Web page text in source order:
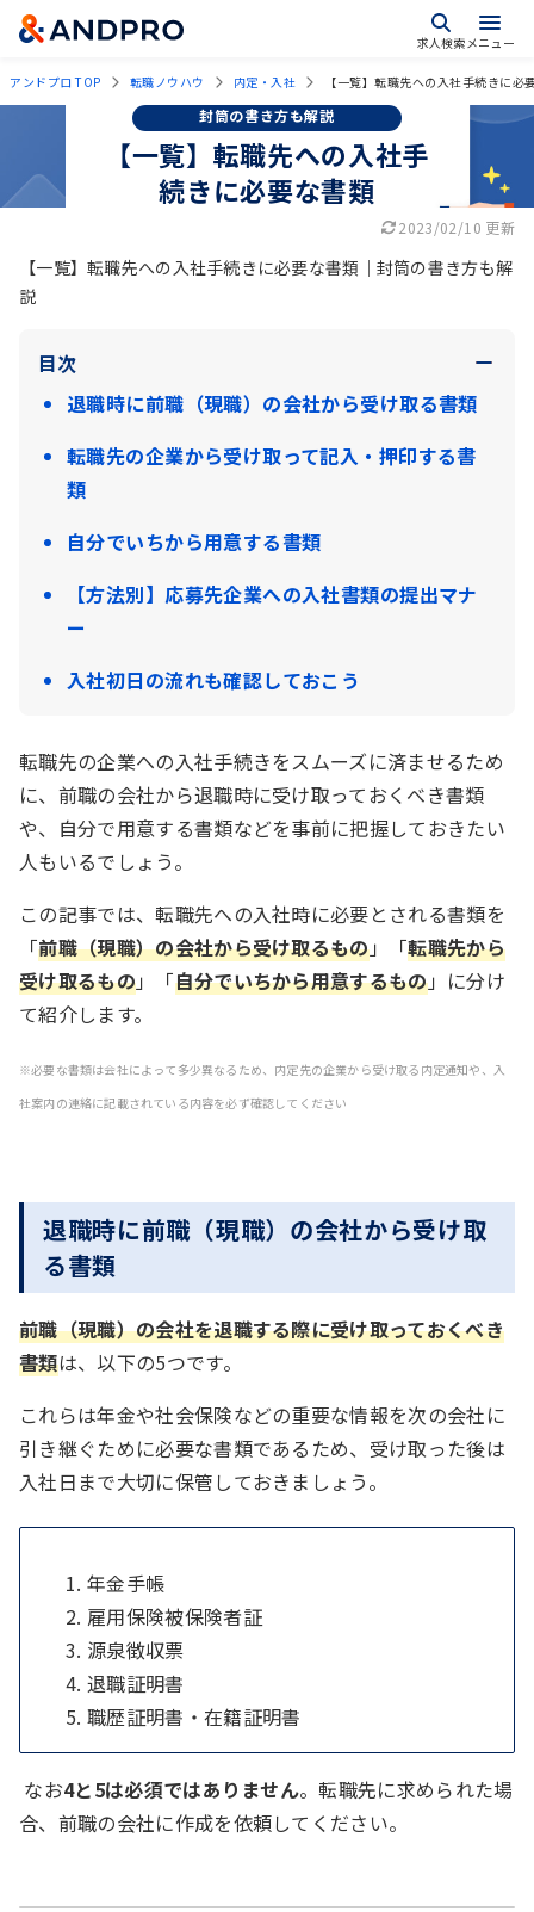
求人検索メニュー
アンドプロ TOP 転職ノウハウ 内定・入社 【一覧】転職先への入社手続きに
封筒の書き方も解説
【一覧】転職先への入社手
続きに必要な書類
2023/02/10 更新
【一覧】転職先への入社手続きに必要な書類｜封筒の書き方も解
説
目次
退職時に前職（現職）の会社から受け取る書類
転職先の企業から受け取って記入・押印する書
類
自分でいちから用意する書類
【方法別】応募先企業への入社書類の提出マナ
ー
入社初日の流れも確認しておこう
転職先の企業への入社手続きをスムーズに済ませるため
に、前職の会社から退職時に受け取っておくべき書類
や、自分で用意する書類などを事前に把握しておきたい
人もいるでしょう。
この記事では、転職先への入社時に必要とされる書類を
「前職（現職）の会社から受け取るもの」「転職先から
受け取るもの」「自分でいちから用意するもの」に分け
て紹介します。
※必要な書類は会社によって多少異なるため、内定先の企業から受け取る内定通知や、入
社案内の連絡に記載されている内容を必ず確認してください
退職時に前職（現職）の会社から受け取
る書類
前職（現職）の会社を退職する際に受け取っておくべき
書類は、以下の5つです。
これらは年金や社会保険などの重要な情報を次の会社に
引き継ぐために必要な書類であるため、受け取った後は
入社日まで大切に保管しておきましょう。
年金手帳
雇用保険被保険者証
源泉徴収票
退職証明書
職歴証明書・在籍証明書
なお4と5は必須ではありません。転職先に求められた場
合、前職の会社に作成を依頼してください。